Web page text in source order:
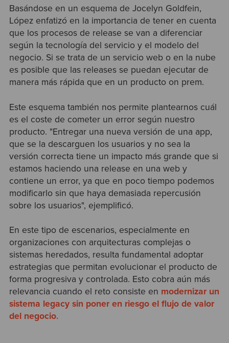
Basándose en un esquema de Jocelyn Goldfein,
López enfatizó en la importancia de tener en cuenta
que los procesos de release se van a diferenciar
según la tecnología del servicio y el modelo del
negocio. Si se trata de un servicio web o en la nube
es posible que las releases se puedan ejecutar de
manera más rápida que en un producto on prem.
Este esquema también nos permite plantearnos cuál
es el coste de cometer un error según nuestro
producto. "Entregar una nueva versión de una app,
que se la descarguen los usuarios y no sea la
versión correcta tiene un impacto más grande que si
estamos haciendo una release en una web y
contiene un error, ya que en poco tiempo podemos
modificarlo sin que haya demasiada repercusión
sobre los usuarios", ejemplificó.
En este tipo de escenarios, especialmente en
organizaciones con arquitecturas complejas o
sistemas heredados, resulta fundamental adoptar
estrategias que permitan evolucionar el producto de
forma progresiva y controlada. Esto cobra aún más
relevancia cuando el reto consiste en modernizar un
sistema legacy sin poner en riesgo el flujo de valor
del negocio.